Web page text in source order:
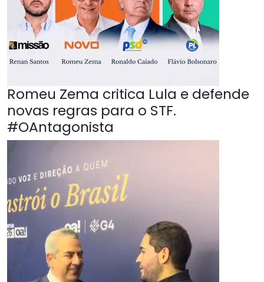
Romeu Zema critica Lula e defende
novas regras para o STF.
#OAntagonista